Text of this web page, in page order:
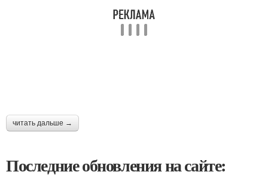
читать дальше →
Последние обновления на сайте: